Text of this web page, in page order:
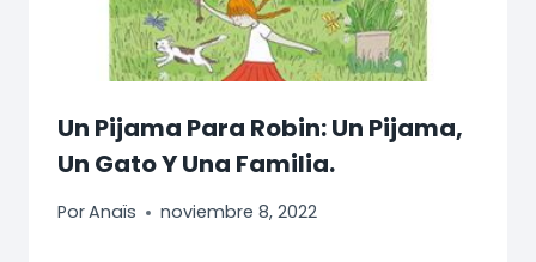
Un Pijama Para Robin: Un Pijama,
Un Gato Y Una Familia.
PorAnaïs noviembre 8, 2022